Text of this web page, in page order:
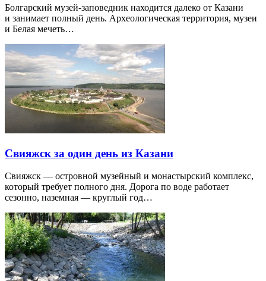
Болгарский музей-заповедник находится далеко от Казани
и занимает полный день. Археологическая территория, музеи
и Белая мечеть…
Свияжск за один день из Казани
Свияжск — островной музейный и монастырский комплекс,
который требует полного дня. Дорога по воде работает
сезонно, наземная — круглый год…